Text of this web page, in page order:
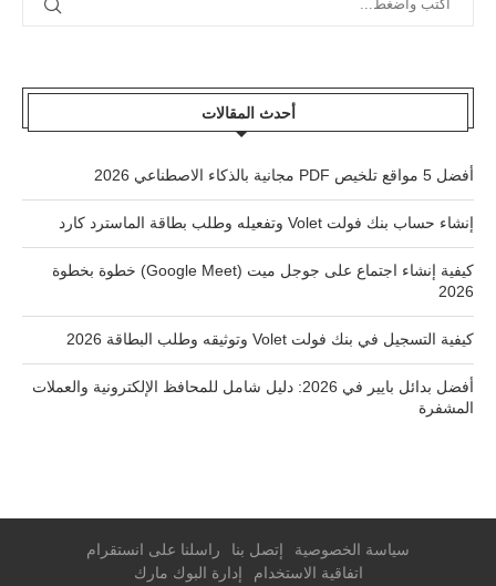
أحدث المقالات
أفضل 5 مواقع تلخيص PDF مجانية بالذكاء الاصطناعي 2026
إنشاء حساب بنك فولت Volet وتفعيله وطلب بطاقة الماسترد كارد
كيفية إنشاء اجتماع على جوجل ميت (Google Meet) خطوة بخطوة
2026
كيفية التسجيل في بنك فولت Volet وتوثيقه وطلب البطاقة 2026
أفضل بدائل بايير في 2026: دليل شامل للمحافظ الإلكترونية والعملات
المشفرة
سياسة الخصوصية إتصل بنا
راسلنا على انستقرام
اتفاقية الاستخدام
إدارة البوك مارك